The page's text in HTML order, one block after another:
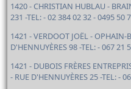
1420 - CHRISTIAN HUBLAU -
231 -TEL: - 02 384 02 32 - 0495 50
1421 - VERDOOT JOËL - OPHAIN-
D'HENNUYÈRES 98 -TEL: - 067 21
1421 - DUBOIS FRÈRES
- RUE D'HENNUYÈRES 25 -TEL: -